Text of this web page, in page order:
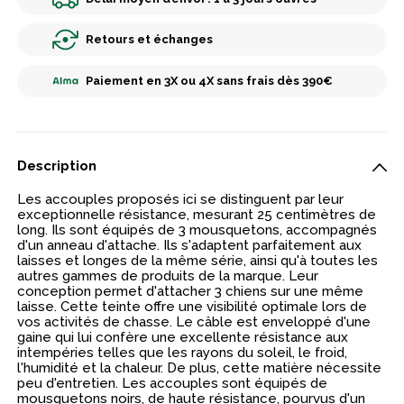
Retours et échanges
Paiement en 3X ou 4X sans frais dès 390€
Description
Les accouples proposés ici se distinguent par leur
exceptionnelle résistance, mesurant 25 centimètres de
long. Ils sont équipés de 3 mousquetons, accompagnés
d'un anneau d'attache. Ils s'adaptent parfaitement aux
laisses et longes de la même série, ainsi qu'à toutes les
autres gammes de produits de la marque. Leur
conception permet d'attacher 3 chiens sur une même
laisse. Cette teinte offre une visibilité optimale lors de
vos activités de chasse. Le câble est enveloppé d'une
gaine qui lui confère une excellente résistance aux
intempéries telles que les rayons du soleil, le froid,
l'humidité et la chaleur. De plus, cette matière nécessite
peu d'entretien. Les accouples sont équipés de
mousquetons noirs, de haute résistance, pourvus d'un